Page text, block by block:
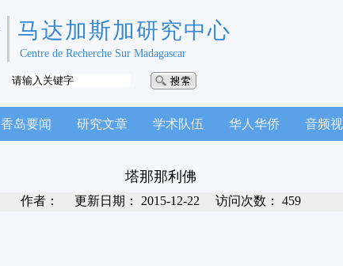
马达加斯加研究中心
Centre de Recherche Sur Madagascar
香岛要闻 研究文章 学术队伍 华人华侨 音频
塔那那利佛
作者： 更新日期： 2015-12-22 访问次数： 459